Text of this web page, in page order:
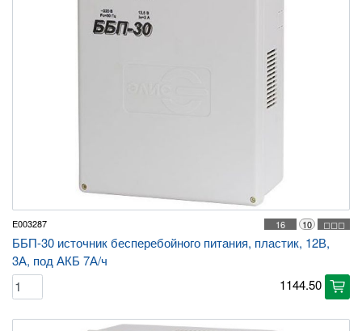
E003287 ◻◻◻
10
16
ББП-30 источник бесперебойного питания, пластик, 12В,
3А, под АКБ 7А/ч
1144.50 cart